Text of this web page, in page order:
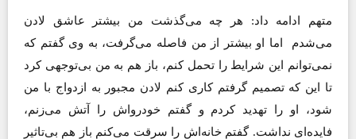
متهم ادامه داد: هر چه می‌گذشت من بیشتر عاشق لادن
می‌شدم اما او بیشتر از من فاصله می‌گرفت، به وی گفتم که
نمی‌توانم این شرایط را تحمل کنم، باز هم به من بی‌توجهی کرد
تا این که تصمیم گرفتم کاری کنم لادن مجبور به ازدواج با من
شود، او را تهدید کردم و گفتم خودرواش را آتش می‌زنم،
فایده‌ای نداشت. گفتم خانه‌اش را سرقت می‌کنم باز هم بی‌تاثیر